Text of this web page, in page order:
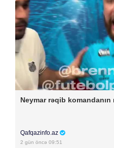
Neymar rəqib
Qafqazinfo.az
2 gün öncə 09:51